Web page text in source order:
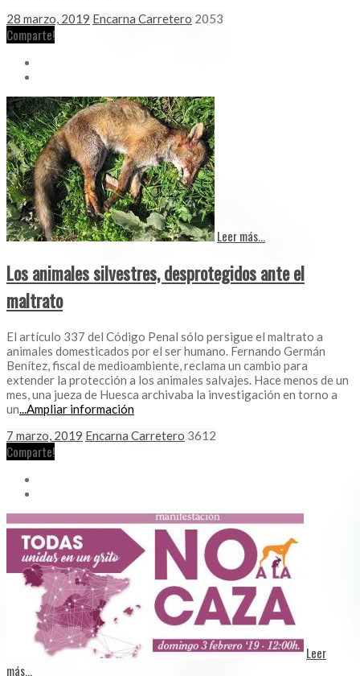
28 marzo, 2019 Encarna Carretero 2053
Comparte!
Leer más...
Los animales silvestres, desprotegidos ante el
maltrato
El artículo 337 del Código Penal sólo persigue el maltrato a
animales domesticados por el ser humano. Fernando Germán
Benítez, fiscal de medioambiente, reclama un cambio para
extender la protección a los animales salvajes. Hace menos de un
mes, una jueza de Huesca archivaba la investigación en torno a
un...Ampliar información
7 marzo, 2019 Encarna Carretero 3612
Comparte!
Leer
más...